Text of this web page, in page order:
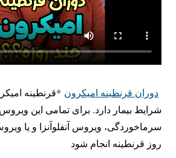
دوران قرنطینه امیکرون *قرنطینه
شرایط بیمار دارد. برای تمامی این
روز قرنطینه انجام شود